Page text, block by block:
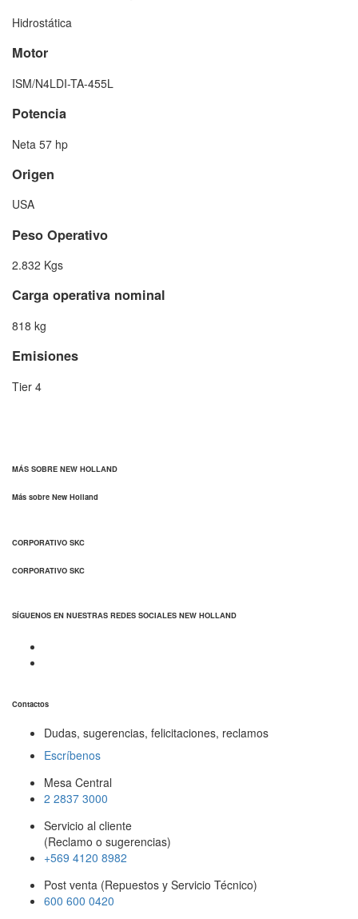
Hidrostática
Motor
ISM/N4LDI-TA-455L
Potencia
Neta 57 hp
Origen
USA
Peso Operativo
2.832 Kgs
Carga operativa nominal
818 kg
Emisiones
Tier 4
MÁS SOBRE NEW HOLLAND
Más sobre New Holland
CORPORATIVO SKC
CORPORATIVO SKC
SÍGUENOS EN NUESTRAS REDES SOCIALES NEW HOLLAND
Contactos
Dudas, sugerencias, felicitaciones, reclamos
Escríbenos
Mesa Central
2 2837 3000
Servicio al cliente
(Reclamo o sugerencias)
+569 4120 8982
Post venta (Repuestos y Servicio Técnico)
600 600 0420